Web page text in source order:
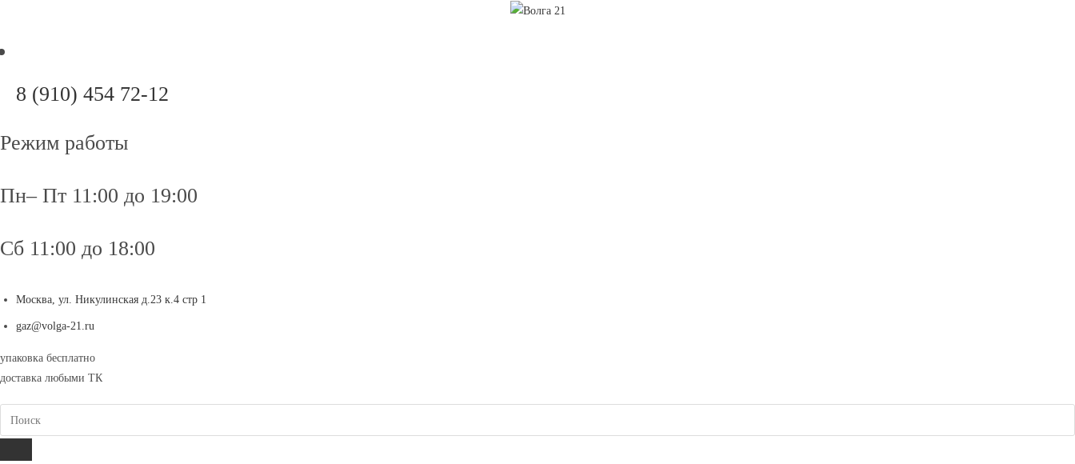
содержимому
8 (910) 454 72-12
Режим работы
Пн– Пт 11:00 до 19:00
Сб 11:00 до 18:00
Москва, ул. Никулинская д.23 к.4 стр 1
gaz@volga-21.ru
вашем
приложении
упаковка бесплатно
доставка любыми ТК
Поиск